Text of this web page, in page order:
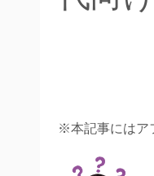
※本記事にはア